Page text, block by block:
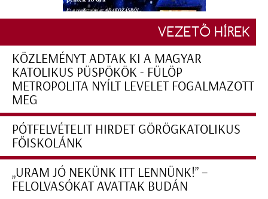
VEZETŐ HÍREK
KÖZLEMÉNYT ADTAK KI A MAGYAR
KATOLIKUS PÜSPÖKÖK - FÜLÖP
METROPOLITA NYÍLT LEVELET FOGALMAZOTT
MEG
PÓTFELVÉTELIT HIRDET GÖRÖGKATOLIKUS
FŐISKOLÁNK
„URAM JÓ NEKÜNK ITT LENNÜNK!” –
FELOLVASÓKAT AVATTAK BUDÁN